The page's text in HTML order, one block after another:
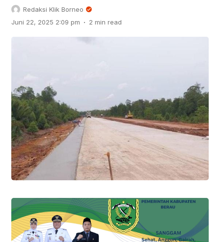
Redaksi Klik Borneo
Juni 22, 2025 2:09 pm . 2 min read